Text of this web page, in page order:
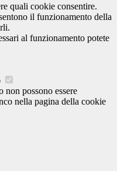
quali cookie consentire.
il funzionamento della
al funzionamento potete
non possono essere
nella pagina della cookie